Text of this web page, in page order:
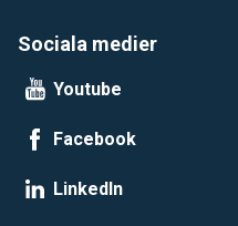
Sociala medier
Youtube
Facebook
LinkedIn